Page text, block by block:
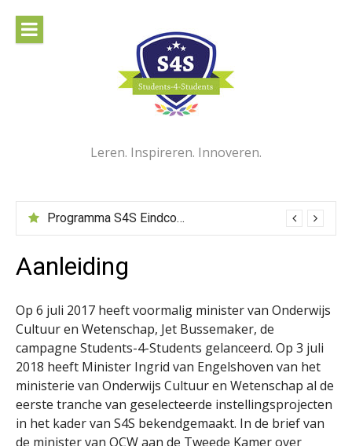
inhoud
Leren. Inspireren. Innoveren.
Programma S4S Eindconferentie 15 juni 2022
Aanleiding
Op 6 juli 2017 heeft voormalig minister van Onderwijs
Cultuur en Wetenschap, Jet Bussemaker, de
campagne Students-4-Students gelanceerd. Op 3 juli
2018 heeft Minister Ingrid van Engelshoven van het
ministerie van Onderwijs Cultuur en Wetenschap al de
eerste tranche van geselecteerde instellingsprojecten
in het kader van S4S bekendgemaakt. In de brief van
de minister van OCW aan de Tweede Kamer over